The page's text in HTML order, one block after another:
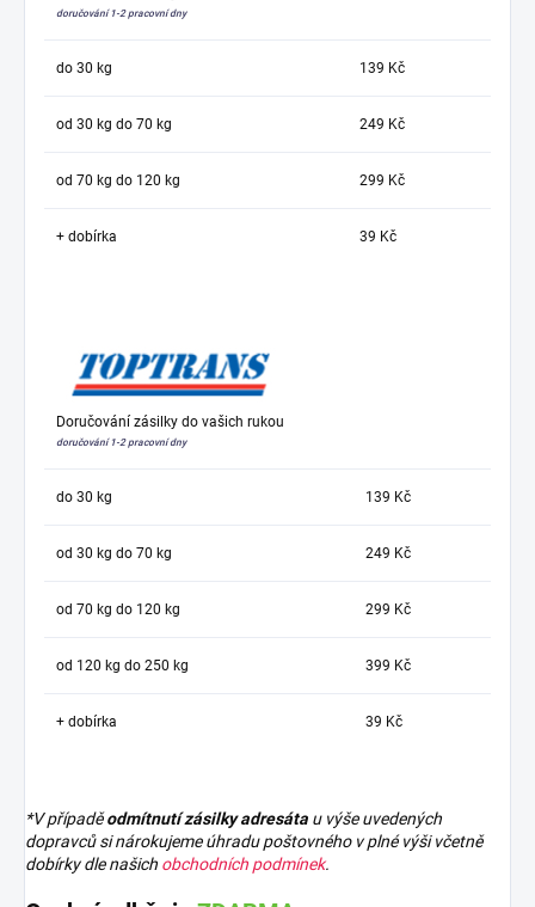
doručování 1-2 pracovní dny
do 30 kg 139 Kč
od 30 kg do 70 kg 249 Kč
od 70 kg do 120 kg 299 Kč
+ dobírka 39 Kč
Doručování zásilky do vašich rukou
doručování 1-2 pracovní dny
do 30 kg 139 Kč
od 30 kg do 70 kg 249 Kč
od 70 kg do 120 kg 299 Kč
od 120 kg do 250 kg 399 Kč
+ dobírka 39 Kč
*V případěodmítnutí zásilky adresáta u výše uvedených
dopravců si nárokujeme úhradu poštovného v plné výši včetně
dobírky dle našich obchodních podmínek.